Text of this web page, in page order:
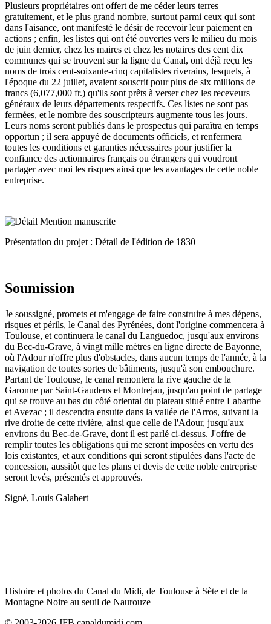
Plusieurs propriétaires ont offert de me céder leurs terres
gratuitement, et le plus grand nombre, surtout parmi ceux qui sont
dans l'aisance, ont manifesté le désir de recevoir leur paiement en
actions ; enfin, les listes qui ont été ouvertes vers le milieu du mois
de juin dernier, chez les maires et chez les notaires des cent dix
communes qui se trouvent sur la ligne du Canal, ont déjà reçu les
noms de trois cent-soixante-cinq capitalistes riverains, lesquels, à
l'époque du 22 juillet, avaient souscrit pour plus de six millions de
francs (6,077,000 fr.) qu'ils sont prêts à verser chez les receveurs
généraux de leurs départements respectifs. Ces listes ne sont pas
fermées, et le nombre des souscripteurs augmente tous les jours.
Leurs noms seront publiés dans le prospectus qui paraîtra en temps
opportun ; il sera appuyé de documents officiels, et renfermera
toutes les conditions et garanties nécessaires pour justifier la
confiance des actionnaires français ou étrangers qui voudront
partager avec moi les risques ainsi que les avantages de cette noble
entreprise.
Présentation du projet : Détail de l'édition de 1830
Soumission
Je soussigné, promets et m'engage de faire construire à mes dépens,
risques et périls, le Canal des Pyrénées, dont l'origine commencera à
Toulouse, et continuera le canal du Languedoc, jusqu'aux environs
du Bec-du-Grave, à vingt mille mètres en ligne directe de Bayonne,
où l'Adour n'offre plus d'obstacles, dans aucun temps de l'année, à la
navigation de toutes sortes de bâtiments, jusqu'à son embouchure.
Partant de Toulouse, le canal remontera la rive gauche de la
Garonne par Saint-Gaudens et Montrejau, jusqu'au point de partage
qui se trouve au bas du côté oriental du plateau situé entre Labarthe
et Avezac ; il descendra ensuite dans la vallée de l'Arros, suivant la
rive droite de cette rivière, ainsi que celle de l'Adour, jusqu'aux
environs du Bec-de-Grave, dont il est parlé ci-dessus. J'offre de
remplir toutes les obligations qui me seront imposées en vertu des
lois existantes, et aux conditions qui seront stipulées dans l'acte de
concession, aussitôt que les plans et devis de cette noble entreprise
seront levés, présentés et approuvés.
Signé, Louis Galabert
Histoire et photos du Canal du Midi, de Toulouse à Sète et de la
Montagne Noire au seuil de Naurouze